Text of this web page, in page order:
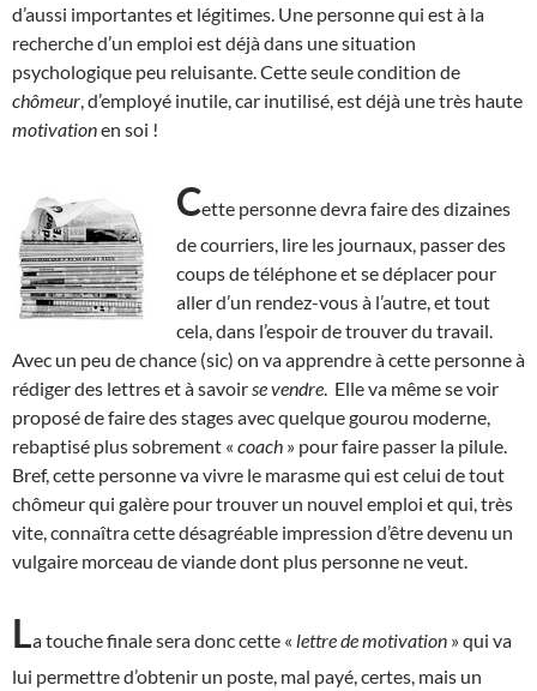
d’aussi importantes et légitimes. Une personne qui est à la
recherche d’un emploi est déjà dans une situation
psychologique peu reluisante. Cette seule condition de
chômeur , d’employé inutile, car inutilisé, est déjà une très haute
motivationen soi !
Cette personne devra faire des dizaines
de courriers, lire les journaux, passer des
coups de téléphone et se déplacer pour
aller d’un rendez-vous à l’autre, et tout
cela, dans l’espoir de trouver du travail.
Avec un peu de chance (sic) on va apprendre à cette personne à
rédiger des lettres et à savoir se vendre . Elle va même se voir
proposé de faire des stages avec quelque gourou moderne,
rebaptisé plus sobrement « coach » pour faire passer la pilule.
Bref, cette personne va vivre le marasme qui est celui de tout
chômeur qui galère pour trouver un nouvel emploi et qui, très
vite, connaîtra cette désagréable impression d’être devenu un
vulgaire morceau de viande dont plus personne ne veut.
La touche finale sera donc cette « lettre de motivation » qui va
lui permettre d’obtenir un poste, mal payé, certes, mais un